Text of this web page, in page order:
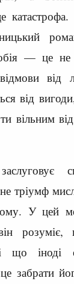
— це не
від
від
вільним від
тріумф
У цей
що іноді
забрати